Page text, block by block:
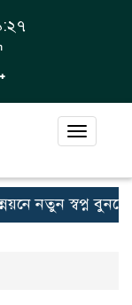
Toggle
বুনছেন রাজিব